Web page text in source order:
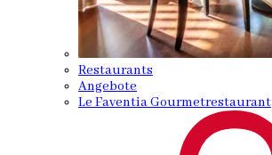
Restaurants
Angebote
Le Faventia Gourmetrestaurant